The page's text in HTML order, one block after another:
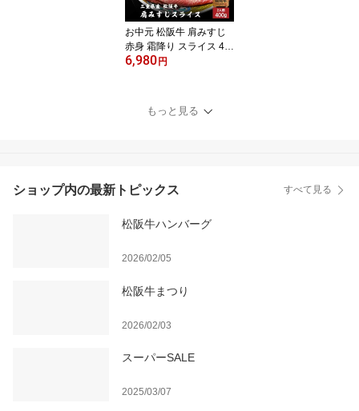
お中元 松阪牛 肩みすじ
赤身 霜降り スライス 40
0g A5 お歳暮 ギフト プ
出産祝い 結婚内祝い 出
産内祝い 牛肉 肉 グルメ
6,980円
もっと見る
ショップ内の最新トピックス すべて見る
松阪牛ハンバーグ
2026/02/05
松阪牛まつり
2026/02/03
スーパーSALE
2025/03/07